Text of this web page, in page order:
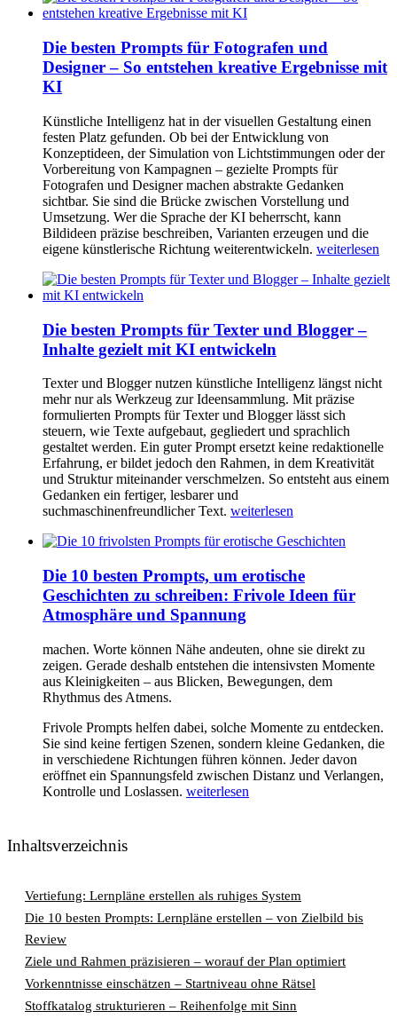
Die besten Prompts für Fotografen und
Designer – So entstehen kreative Ergebnisse mit
KI
Künstliche Intelligenz hat in der visuellen Gestaltung einen
festen Platz gefunden. Ob bei der Entwicklung von
Konzeptideen, der Simulation von Lichtstimmungen oder der
Vorbereitung von Kampagnen – gezielte Prompts für
Fotografen und Designer machen abstrakte Gedanken
sichtbar. Sie sind die Brücke zwischen Vorstellung und
Umsetzung. Wer die Sprache der KI beherrscht, kann
Bildideen präzise beschreiben, Varianten erzeugen und die
eigene künstlerische Richtung weiterentwickeln. weiterlesen
Die besten Prompts für Texter und Blogger –
Inhalte gezielt mit KI entwickeln
Texter und Blogger nutzen künstliche Intelligenz längst nicht
mehr nur als Werkzeug zur Ideensammlung. Mit präzise
formulierten Prompts für Texter und Blogger lässt sich
steuern, wie Texte aufgebaut, gegliedert und sprachlich
gestaltet werden. Ein guter Prompt ersetzt keine redaktionelle
Erfahrung, er bildet jedoch den Rahmen, in dem Kreativität
und Struktur miteinander verschmelzen. So entsteht aus einem
Gedanken ein fertiger, lesbarer und
suchmaschinenfreundlicher Text. weiterlesen
Die 10 besten Prompts, um erotische
Geschichten zu schreiben: Frivole Ideen für
Atmosphäre und Spannung
machen. Worte können Nähe andeuten, ohne sie direkt zu
zeigen. Gerade deshalb entstehen die intensivsten Momente
aus Kleinigkeiten – aus Blicken, Bewegungen, dem
Rhythmus des Atmens.
Frivole Prompts helfen dabei, solche Momente zu entdecken.
Sie sind keine fertigen Szenen, sondern kleine Gedanken, die
in verschiedene Richtungen führen können. Jeder davon
eröffnet ein Spannungsfeld zwischen Distanz und Verlangen,
Kontrolle und Loslassen. weiterlesen
Inhaltsverzeichnis
Vertiefung: Lernpläne erstellen als ruhiges System
Die 10 besten Prompts: Lernpläne erstellen – von Zielbild bis
Review
Ziele und Rahmen präzisieren – worauf der Plan optimiert
Vorkenntnisse einschätzen – Startniveau ohne Rätsel
Stoffkatalog strukturieren – Reihenfolge mit Sinn